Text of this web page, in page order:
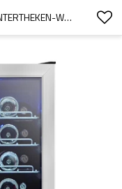
GROSSHANDELSEINZELZONEN-UNTERTHEKEN-WEIN-BIERKÜHLSCHRANK ZS-A150 FÜR DIE LAGERUNG VON WEINBARS MIT DRAHTGESTELL UND SS-TÜR